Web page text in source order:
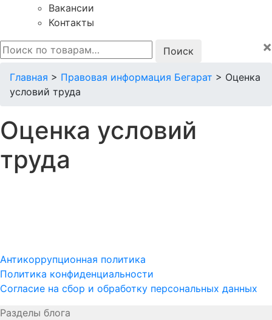
Вакансии
Контакты
Искать:
×
Главная > Правовая информация Бегарат > Оценка
условий труда
Оценка условий
труда
Антикоррупционная политика
Политика конфиденциальности
Согласие на сбор и обработку персональных данных
Разделы блога